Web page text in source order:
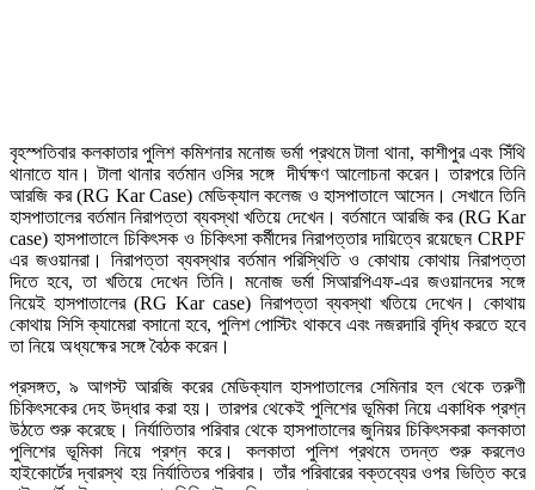
বৃহস্পতিবার কলকাতার পুলিশ কমিশনার মনোজ ভর্মা প্রথমে টালা থানা, কাশীপুর এবং সিঁথি
থানাতে যান। টালা থানার বর্তমান ওসির সঙ্গে দীর্ঘক্ষণ আলোচনা করেন। তারপরে তিনি
আরজি কর (RG Kar Case) মেডিক্যাল কলেজ ও হাসপাতালে আসেন। সেখানে তিনি
হাসপাতালের বর্তমান নিরাপত্তা ব্যবস্থা খতিয়ে দেখেন। বর্তমানে আরজি কর (RG Kar
case) হাসপাতালে চিকিৎসক ও চিকিৎসা কর্মীদের নিরাপত্তার দায়িত্বে রয়েছেন CRPF
এর জওয়ানরা। নিরাপত্তা ব্যবস্থার বর্তমান পরিস্থিতি ও কোথায় কোথায় নিরাপত্তা
দিতে হবে, তা খতিয়ে দেখেন তিনি। মনোজ ভর্মা সিআরপিএফ-এর জওয়ানদের সঙ্গে
নিয়েই হাসপাতালের (RG Kar case) নিরাপত্তা ব্যবস্থা খতিয়ে দেখেন। কোথায়
কোথায় সিসি ক্যামেরা বসানো হবে, পুলিশ পোস্টিং থাকবে এবং নজরদারি বৃদ্ধি করতে হবে
তা নিয়ে অধ্যক্ষের সঙ্গে বৈঠক করেন।
প্রসঙ্গত, ৯ আগস্ট আরজি করের মেডিক্যাল হাসপাতালের সেমিনার হল থেকে তরুণী
চিকিৎসকের দেহ উদ্ধার করা হয়। তারপর থেকেই পুলিশের ভূমিকা নিয়ে একাধিক প্রশ্ন
উঠতে শুরু করেছে। নির্যাতিতার পরিবার থেকে হাসপাতালের জুনিয়র চিকিৎসকরা কলকাতা
পুলিশের ভূমিকা নিয়ে প্রশ্ন করে। কলকাতা পুলিশ প্রথমে তদন্ত শুরু করলেও
হাইকোর্টের দ্বারস্থ হয় নির্যাতিতর পরিবার। তাঁর পরিবারের বক্তব্যের ওপর ভিত্তি করে